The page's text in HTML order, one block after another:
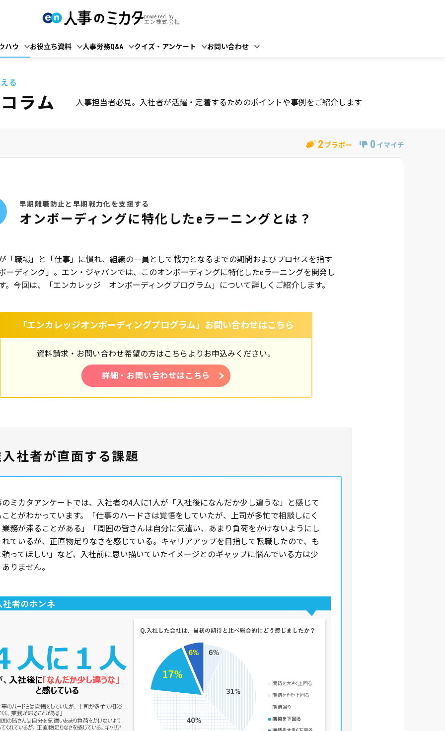
powered by
エン株式会社
ハウ お役立ち資料 人事労務Q&A クイズ・アンケート お問い合わせ
る
ラム 人事担当者必見。入社者が活躍・定着するためのポイントや事例をご紹介します
2 ブラボー 0 イマイチ
早期離職防止と早期戦力化を支援する
オンボーディングに特化したeラーニングとは？
「職場」と「仕事」に慣れ、組織の一員として戦力となるまでの期間およびプロセスを指す
ーディング」。エン・ジャパンでは、このオンボーディングに特化したeラーニングを開発し
。今回は、「エンカレッジ オンボーディングプログラム」について詳しくご紹介します。
「エンカレッジオンボーディングプログラム」お問い合わせはこちら
資料請求・お問い合わせ希望の方はこちらよりお申込みください。
詳細・お問い合わせはこちら
社者が直面する課題
のミカタアンケートでは、入社者の4人に1人が「入社後になんだか少し違うな」と感じて
ことがわかっています。「仕事のハードさは覚悟をしていたが、上司が多忙で相談しにく
業務が滞ることがある」「周囲の皆さんは自分に気遣い、あまり負荷をかけないようにし
れているが、正直物足りなさを感じている。キャリアアップを目指して転職したので、も
頼ってほしい」など、入社前に思い描いていたイメージとのギャップに悩んでいる方は少
りません。